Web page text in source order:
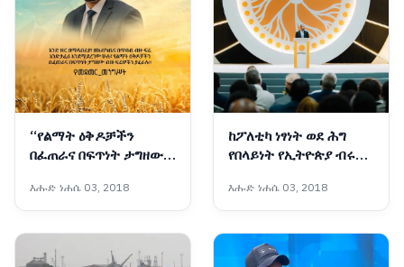
“የልማት ዕቅዶቻችን
በፈጠራና በፍጥነት ታግዘው
የመደመር መንግሥት
እሑድ ነሐሴ 03, 2018
ከፖለቲካ ነፃነት ወደ ሕግ
የበላይነት የኢትዮጵያ ብሩህ
ምዕራፍ
እሑድ ነሐሴ 03, 2018